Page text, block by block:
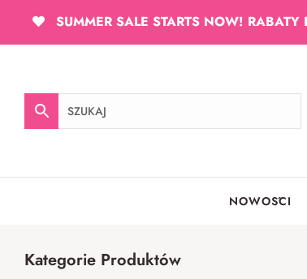
SUMMER SALE STARTS NOW!
NOWOŚCI
Kategorie Produktów